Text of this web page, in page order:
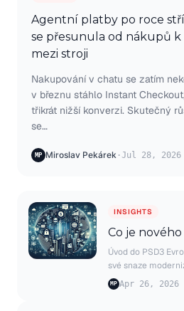
Agentní platby po roce
se přesunula od nákupů
mezi stroji
Nakupování v chatu se zatím
v březnu stáhlo Instant
třikrát nižší konverzi. Skutečný
se…
MP Miroslav Pekárek ·Jul 28, 2026
INSIGHTS
Co je nového
Úvod do PSD3
své snaze
MP Apr 26, 2026